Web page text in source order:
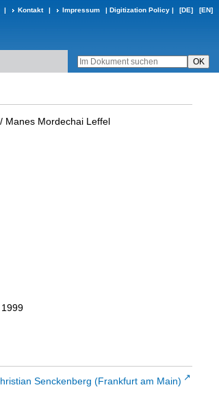
| Kontakt | Impressum | Digitization Policy | [DE] [EN]
/ Manes Mordechai Leffel
Senckenberg (Frankfurt am Main)